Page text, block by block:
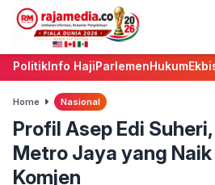
PolitikInfo HajiParlemenHukum
Home Nasional
Profil Asep Edi
Metro Jaya yang
Komjen